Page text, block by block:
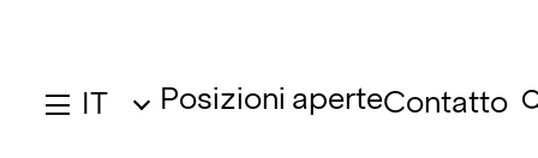
IT Posizioni aperteContatto